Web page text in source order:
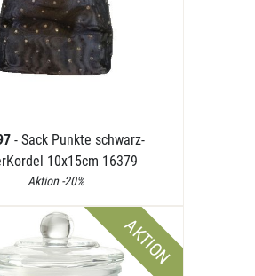
- Sack Punkte schwarz-
10x15cm 16379
Aktion -20%
AKTION